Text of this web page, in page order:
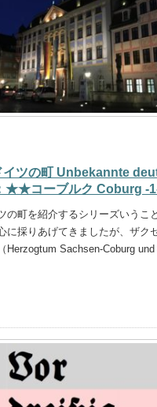
イツの町 Unbekannte
★★コーブルク Coburg -
の町を紹介するシリーズいうこ
に採りあげてきましたが、ザク
Herzogtum Sachsen-Coburg